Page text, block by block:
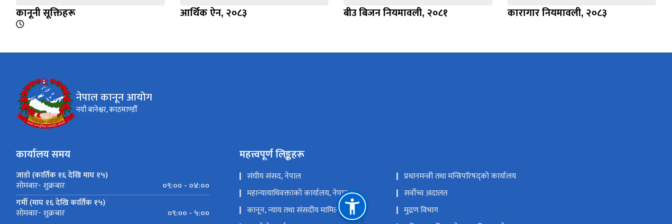
कानूनी सूक्तिहरू आर्थिक ऐन, २०८३ बीउ बिजन नियमावली, २०८१ कारागार नियमावली, २०८३
नेपाल कानून आयोग
नयाँ बानेश्वर, काठमाण्डौँ
कार्यालय समय
जाडो (कार्तिक १६ देखि माघ १५)
सोमबार- शुक्रबार
०९:०० - ०४:००
गर्मी (माघ १६ देखि कार्तिक १५)
सोमबार- शुक्रबार ०९:०० - ५:००
महत्त्वपूर्ण लिङ्कहरू
संघीय संसद, नेपाल
प्रधानमन्त्री तथा मन्त्रिपरिषद्को कार्यालय
महान्यायाधिवक्ताको कार्यालय, नेपाल
सर्वोच्च अदालत
कानून, न्याय तथा संसदीय मामिला मन्त्रालय
मुद्रण विभाग